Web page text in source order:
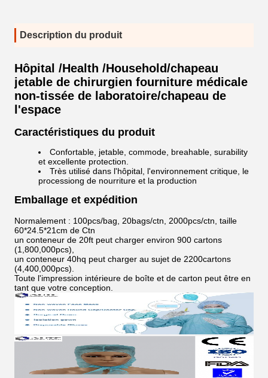
Description du produit
Hôpital /Health /Household/chapeau
jetable de chirurgien fourniture médicale
non-tissée de laboratoire/chapeau de
l'espace
Caractéristiques du produit
Confortable, jetable, commode, breahable, surability
et excellente protection.
Très utilisé dans l'hôpital, l'environnement critique, le
processiong de nourriture et la production
Emballage et expédition
Normalement : 100pcs/bag, 20bags/ctn, 2000pcs/ctn, taille
60*24.5*21cm de Ctn
un conteneur de 20ft peut charger environ 900 cartons
(1,800,000pcs),
un conteneur 40hq peut charger au sujet de 2200cartons
(4,400,000pcs).
Toute l'impression intérieure de boîte et de carton peut être en
tant que votre conception.